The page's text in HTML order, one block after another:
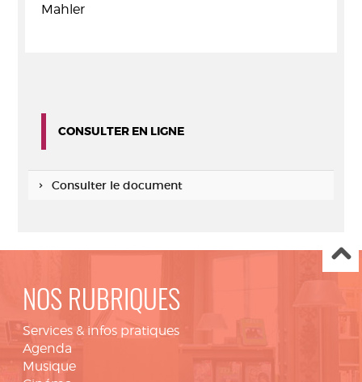
Mahler
CONSULTER EN LIGNE
Consulter le document
NOS RUBRIQUES
Services & infos pratiques
Agenda
Musique